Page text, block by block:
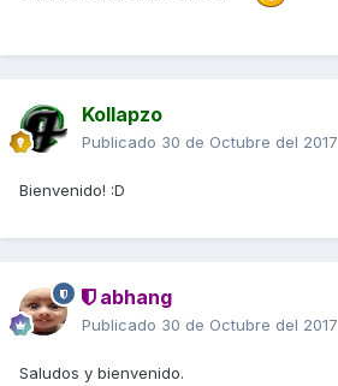
Kollapzo
Publicado 30 de Octubre del 2017
Bienvenido! :D
abhang
Publicado 30 de Octubre del 2017
Saludos y bienvenido.